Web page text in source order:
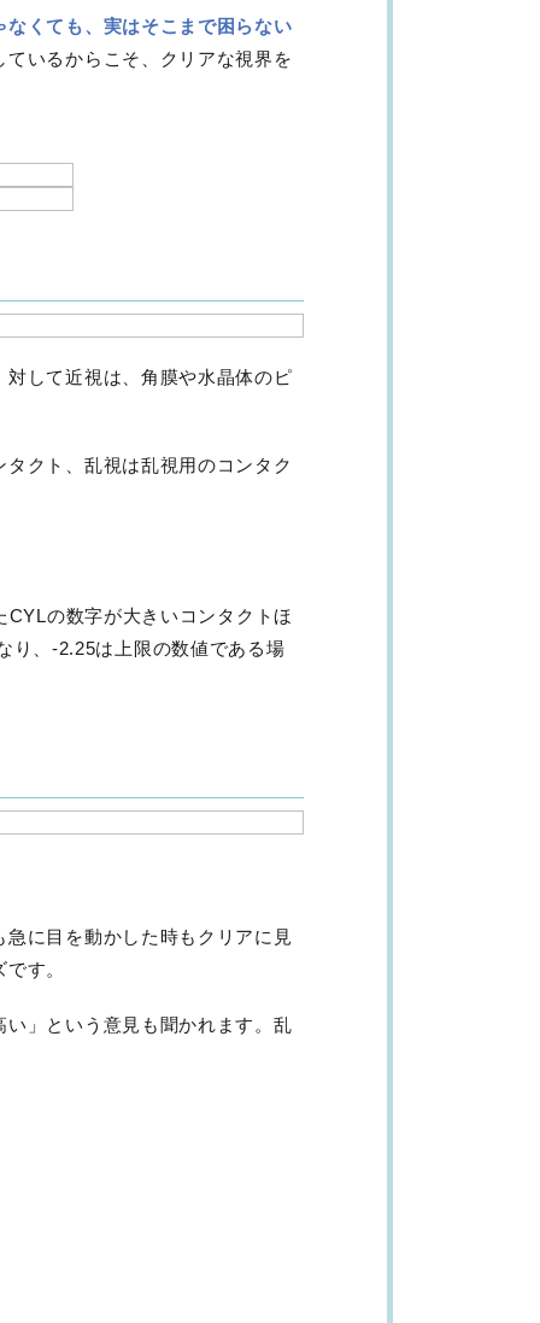
くても、実はそこまで困らない
いるからこそ、クリアな視界を
して近視は、角膜や水晶体のピ
クト、乱視は乱視用のコンタク
CYLの数字が大きいコンタクトほ
り、-2.25は上限の数値である場
に目を動かした時もクリアに見
す。
い」という意見も聞かれます。乱